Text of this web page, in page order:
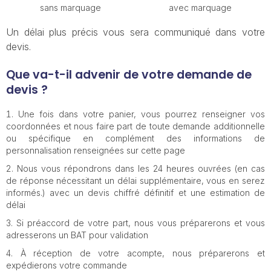
sans marquage avec marquage
Un délai plus précis vous sera communiqué dans votre
devis.
Que va-t-il advenir de votre demande de
devis ?
Une fois dans votre panier, vous pourrez renseigner vos
coordonnées et nous faire part de toute demande additionnelle
ou spécifique en complément des informations de
personnalisation renseignées sur cette page
Nous vous répondrons dans les 24 heures ouvrées (en cas
de réponse nécessitant un délai supplémentaire, vous en serez
informés.) avec un devis chiffré définitif et une estimation de
délai
Si préaccord de votre part, nous vous préparerons et vous
adresserons un BAT pour validation
À réception de votre acompte, nous préparerons et
expédierons votre commande